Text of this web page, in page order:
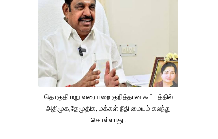
தொகுதி மறு வரையறை குறித்தான கூட்டத்தில்
அதிமுக,தேமுதிக, மக்கள் நீதி மையம் கலந்து
கொள்ளாது .